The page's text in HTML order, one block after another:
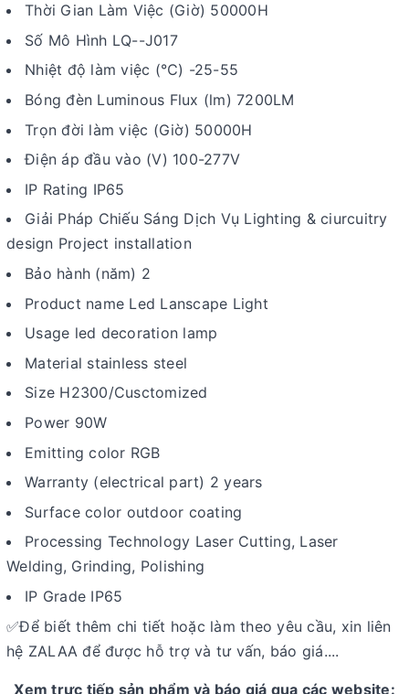
Thời Gian Làm Việc (Giờ) 50000H
Số Mô Hình LQ--J017
Nhiệt độ làm việc (℃) -25-55
Bóng đèn Luminous Flux (lm) 7200LM
Trọn đời làm việc (Giờ) 50000H
Điện áp đầu vào (V) 100-277V
IP Rating IP65
Giải Pháp Chiếu Sáng Dịch Vụ Lighting & ciurcuitry
design Project installation
Bảo hành (năm) 2
Product name Led Lanscape Light
Usage led decoration lamp
Material stainless steel
Size H2300/Cusctomized
Power 90W
Emitting color RGB
Warranty (electrical part) 2 years
Surface color outdoor coating
Processing Technology Laser Cutting, Laser
Welding, Grinding, Polishing
IP Grade IP65
✅Để biết thêm chi tiết hoặc làm theo yêu cầu, xin liên
hệ ZALAA để được hỗ trợ và tư vấn, báo giá....
Xem trực tiếp sản phẩm và báo giá qua các website: